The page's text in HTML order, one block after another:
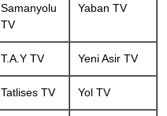
Samanyolu
TV
Yaban TV
T.A.Y TV Yeni Asir TV
Tatlises TV Yol TV